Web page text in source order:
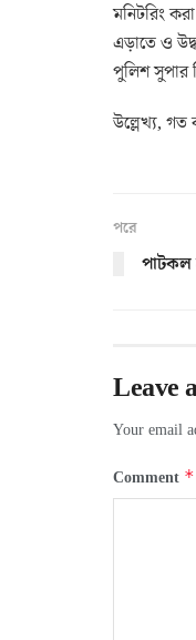
মনিটরিং
এড়াতে ও
পুলিশ সুপার
উল্লেখ্য, গত
পরে
পাটকল
Leave
Your email
Comment *